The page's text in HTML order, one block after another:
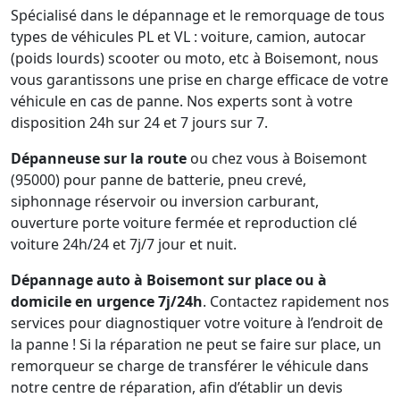
Spécialisé dans le dépannage et le remorquage de tous
types de véhicules PL et VL : voiture, camion, autocar
(poids lourds) scooter ou moto, etc à Boisemont, nous
vous garantissons une prise en charge efficace de votre
véhicule en cas de panne. Nos experts sont à votre
disposition 24h sur 24 et 7 jours sur 7.
Dépanneuse sur la route ou chez vous à Boisemont
(95000) pour panne de batterie, pneu crevé,
siphonnage réservoir ou inversion carburant,
ouverture porte voiture fermée et reproduction clé
voiture 24h/24 et 7j/7 jour et nuit.
Dépannage auto à Boisemont sur place ou à
domicile en urgence 7j/24h. Contactez rapidement nos
services pour diagnostiquer votre voiture à l’endroit de
la panne ! Si la réparation ne peut se faire sur place, un
remorqueur se charge de transférer le véhicule dans
notre centre de réparation, afin d’établir un devis